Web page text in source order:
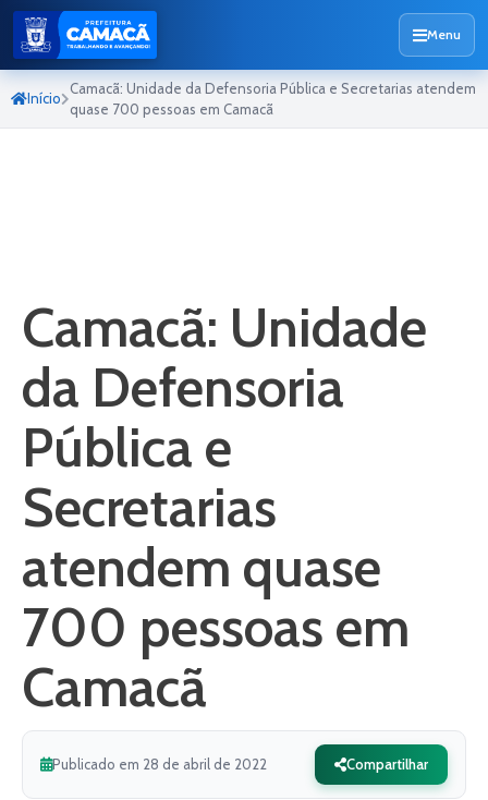
Menu
Início
Camacã: Unidade da Defensoria Pública e Secretarias atendem
quase 700 pessoas em Camacã
Camacã: Unidade
da Defensoria
Pública e
Secretarias
atendem quase
700 pessoas em
Camacã
Publicado em 28 de abril de 2022 Compartilhar